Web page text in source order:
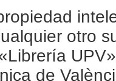
otro
de